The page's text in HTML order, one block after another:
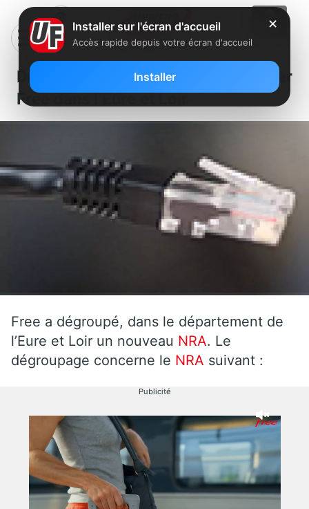
Dégroupage d’un nouveau NRA par
Free dans l’Eure et Loir
Free a dégroupé, dans le département de
l’Eure et Loir un nouveau NRA. Le
dégroupage concerne le NRA suivant :
Publicité
✕
Installer sur l'écran d'accueil
Accès rapide depuis votre écran d'accueil
Installer